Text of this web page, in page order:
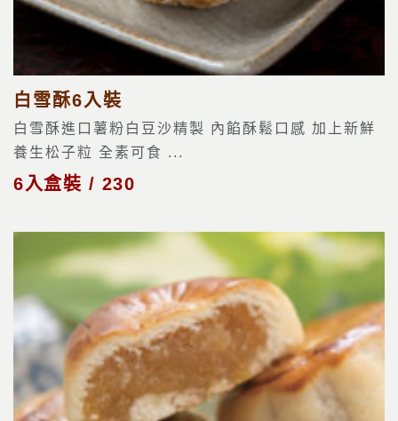
白雪酥6入裝
白雪酥進口薯粉白豆沙精製 內餡酥鬆口感 加上新鮮
養生松子粒 全素可食 ...
6入盒裝 / 230